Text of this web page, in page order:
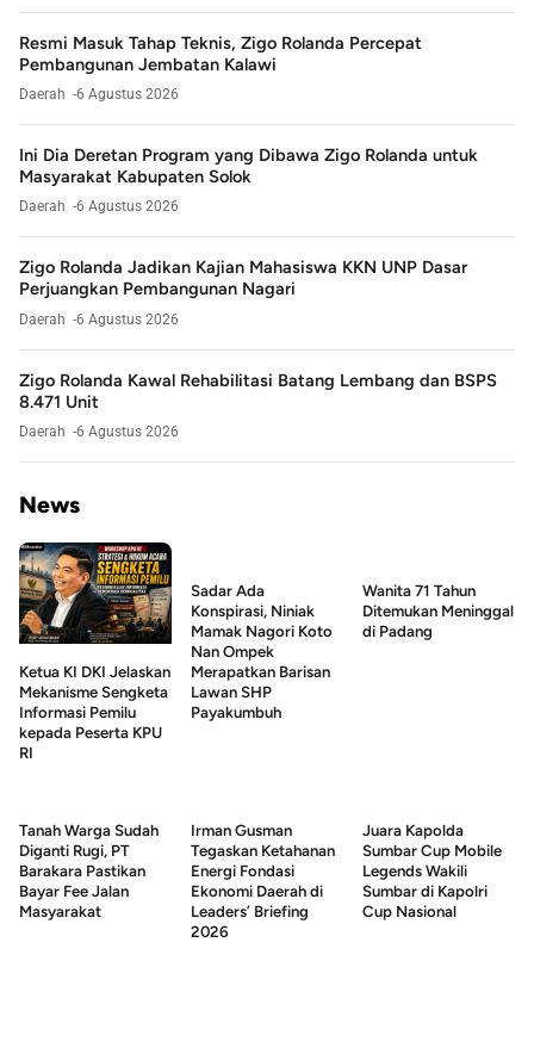
Resmi Masuk Tahap Teknis, Zigo Rolanda Percepat
Pembangunan Jembatan Kalawi
Daerah 6 Agustus 2026
Ini Dia Deretan Program yang Dibawa Zigo Rolanda untuk
Masyarakat Kabupaten Solok
Daerah 6 Agustus 2026
Zigo Rolanda Jadikan Kajian Mahasiswa KKN UNP Dasar
Perjuangkan Pembangunan Nagari
Daerah 6 Agustus 2026
Zigo Rolanda Kawal Rehabilitasi Batang Lembang dan BSPS
8.471 Unit
Daerah 6 Agustus 2026
News
Ketua KI DKI Jelaskan
Mekanisme Sengketa
Informasi Pemilu
kepada Peserta KPU
RI
Sadar Ada
Konspirasi, Niniak
Mamak Nagori Koto
Nan Ompek
Merapatkan Barisan
Lawan SHP
Payakumbuh
Wanita 71 Tahun
Ditemukan Meninggal
di Padang
Tanah Warga Sudah
Diganti Rugi, PT
Barakara Pastikan
Bayar Fee Jalan
Masyarakat
Irman Gusman
Tegaskan Ketahanan
Energi Fondasi
Ekonomi Daerah di
Leaders’ Briefing
2026
Juara Kapolda
Sumbar Cup Mobile
Legends Wakili
Sumbar di Kapolri
Cup Nasional